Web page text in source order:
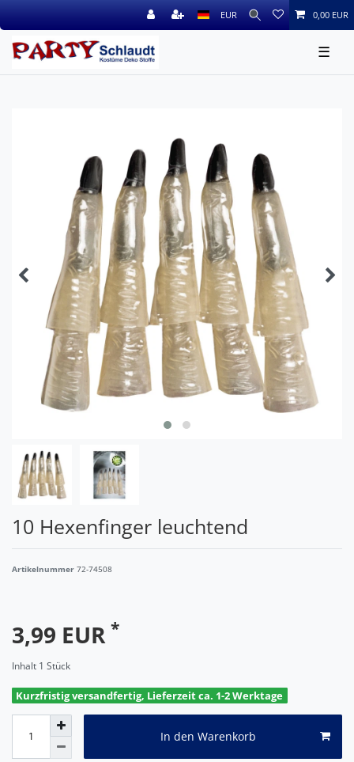
EUR 0,00 EUR
☰
10 Hexenfinger leuchtend
Artikelnummer 72-74508
3,99 EUR *
Inhalt 1 Stück
Kurzfristig versandfertig, Lieferzeit ca. 1-2 Werktage
In den Warenkorb